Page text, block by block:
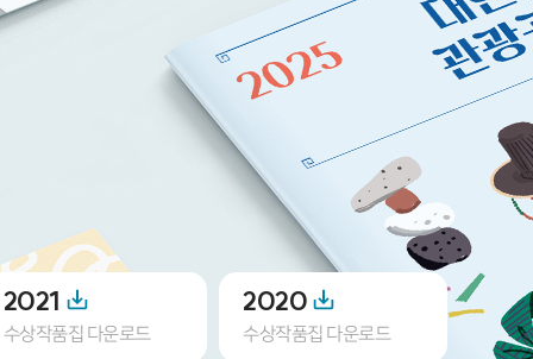
2021
수상작품집 다운로드
2020
수상작품집 다운로드 수상